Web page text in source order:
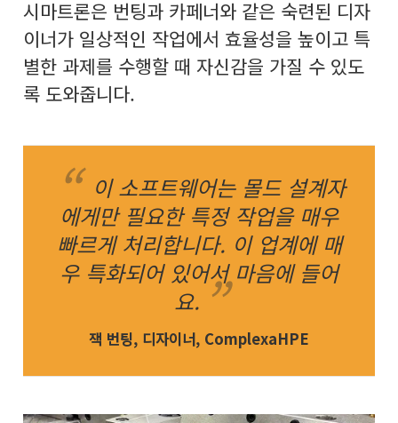
시마트론은 번팅과 카페너와 같은 숙련된 디자
이너가 일상적인 작업에서 효율성을 높이고 특
별한 과제를 수행할 때 자신감을 가질 수 있도
록 도와줍니다.
이 소프트웨어는 몰드 설계자
에게만 필요한 특정 작업을 매우
빠르게 처리합니다. 이 업계에 매
우 특화되어 있어서 마음에 들어
요.
잭 번팅, 디자이너, ComplexaHPE